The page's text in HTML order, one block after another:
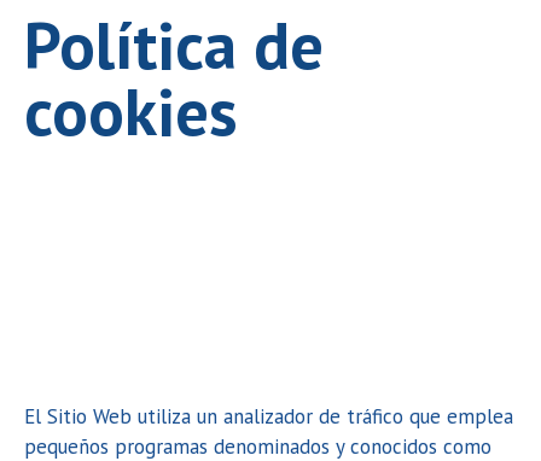
Política de
cookies
El Sitio Web utiliza un analizador de tráfico que emplea
pequeños programas denominados y conocidos como